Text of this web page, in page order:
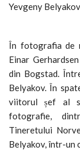
Yevgeny
În fotografia de
Einar
din Bogstad.
Belyakov. În
viitorul șef al
fotografie,
Tineretului
Belyakov, într-un